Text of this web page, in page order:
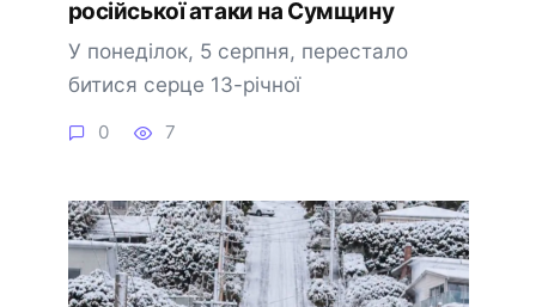
російської атаки на Сумщину
У понеділок, 5 серпня, перестало
битися серце 13-річної
0 7